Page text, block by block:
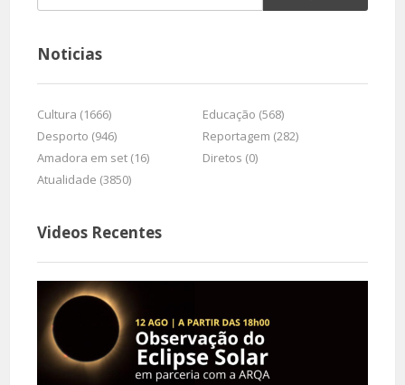
Noticias
Cultura (1666)
Educação (568)
Desporto (946)
Reportagem (282)
Amadora em set (16)
Diretos (0)
Atualidade (3850)
Videos Recentes